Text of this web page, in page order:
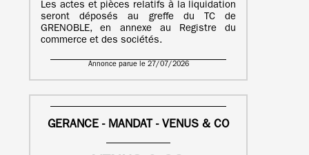
Les actes et pièces relatifs à la liquidation
seront déposés au greffe du TC de
GRENOBLE, en annexe au Registre du
commerce et des sociétés.
Annonce parue le 27/07/2026
GERANCE - MANDAT - VENUS & CO